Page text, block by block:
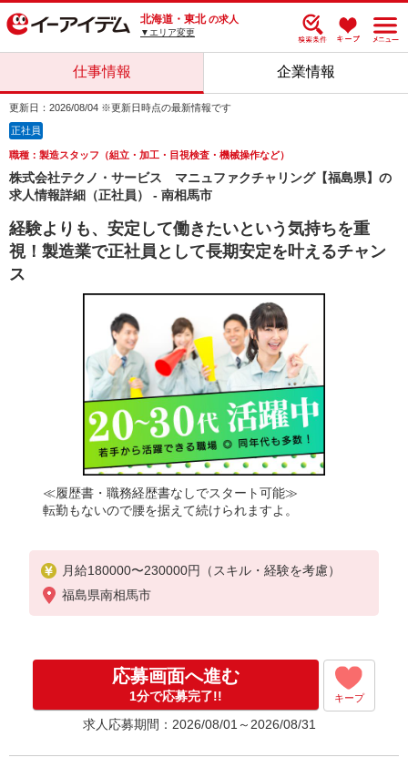
北海道・東北 の求人
▼エリア変更
仕事情報 企業情報
更新日：2026/08/04 ※更新日時点の最新情報です
正社員
職種：製造スタッフ（組立・加工・目視検査・機械操作など）
株式会社テクノ・サービス マニュファクチャリング【福島県】の
求人情報詳細（正社員） - 南相馬市
経験よりも、安定して働きたいという気持ちを重
視！製造業で正社員として長期安定を叶えるチャン
ス
≪履歴書・職務経歴書なしでスタート可能≫
転勤もないので腰を据えて続けられますよ。
月給180000〜230000円（スキル・経験を考慮）
福島県南相馬市
応募画面へ進む
1分で応募完了!! キープ
求人応募期間：2026/08/01～2026/08/31